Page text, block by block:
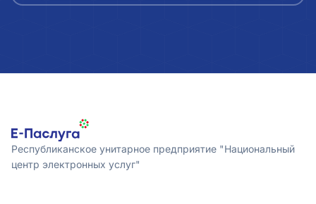
Республиканское унитарное предприятие "Национальный
центр электронных услуг"